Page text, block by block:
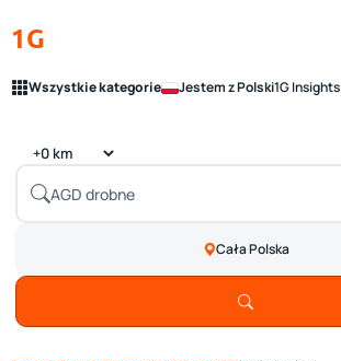
1G
Wszystkie kategorie Jestem z Polski1G Insights
Cała Polska